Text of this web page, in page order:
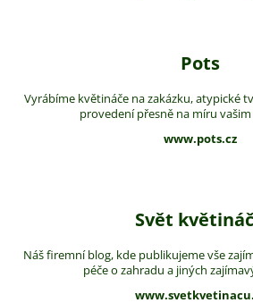
Pots
Vyrábíme květináče na zakázku, atypické
provedení přesně na míru
www.pots.cz
Svět
Náš firemní blog, kde publikujeme vše
péče o zahradu a jiných